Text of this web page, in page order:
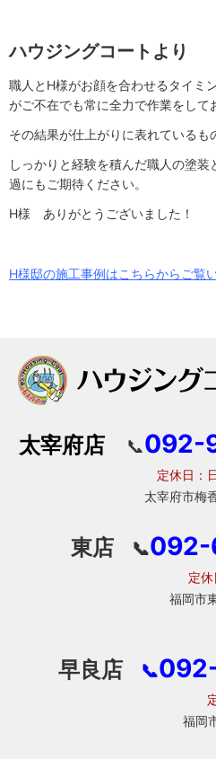
ハウジングコートより
職人とH様がお顔を合わせるタイミ
がご不在でも常に全力で作業をして
その結果が仕上がりに表れているも
しっかりと経験を積んだ職人の塗
過にもご期待ください。
H様 ありがとうございました！
H様邸の施工事例はこちらからご覧
太宰府店 📞092-
定休日：日、
太宰府市梅香苑
東店 📞092-
定休日：
福岡市東区
早良店 📞
定休日：
福岡市早良